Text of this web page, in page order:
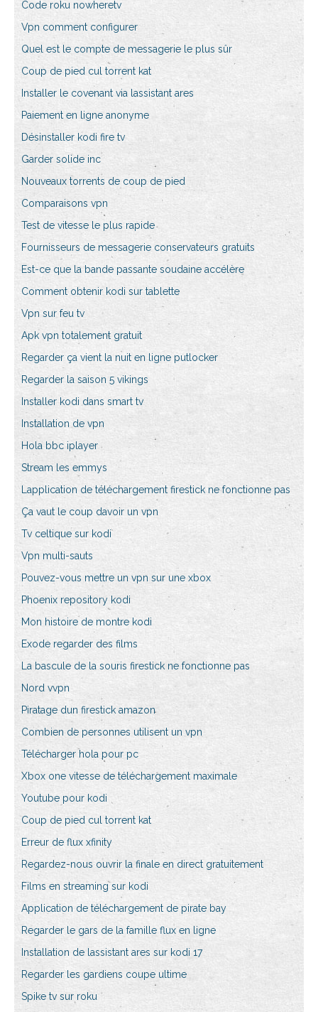
Code roku nowheretv
Vpn comment configurer
Quel est le compte de messagerie le plus sûr
Coup de pied cul torrent kat
Installer le covenant via lassistant ares
Paiement en ligne anonyme
Désinstaller kodi fire tv
Garder solide inc
Nouveaux torrents de coup de pied
Comparaisons vpn
Test de vitesse le plus rapide
Fournisseurs de messagerie conservateurs gratuits
Est-ce que la bande passante soudaine accélère
Comment obtenir kodi sur tablette
Vpn sur feu tv
Apk vpn totalement gratuit
Regarder ça vient la nuit en ligne putlocker
Regarder la saison 5 vikings
Installer kodi dans smart tv
Installation de vpn
Hola bbc iplayer
Stream les emmys
Lapplication de téléchargement firestick ne fonctionne pas
Ça vaut le coup davoir un vpn
Tv celtique sur kodi
Vpn multi-sauts
Pouvez-vous mettre un vpn sur une xbox
Phoenix repository kodi
Mon histoire de montre kodi
Exode regarder des films
La bascule de la souris firestick ne fonctionne pas
Nord vvpn
Piratage dun firestick amazon
Combien de personnes utilisent un vpn
Télécharger hola pour pc
Xbox one vitesse de téléchargement maximale
Youtube pour kodi
Coup de pied cul torrent kat
Erreur de flux xfinity
Regardez-nous ouvrir la finale en direct gratuitement
Films en streaming sur kodi
Application de téléchargement de pirate bay
Regarder le gars de la famille flux en ligne
Installation de lassistant ares sur kodi 17
Regarder les gardiens coupe ultime
Spike tv sur roku